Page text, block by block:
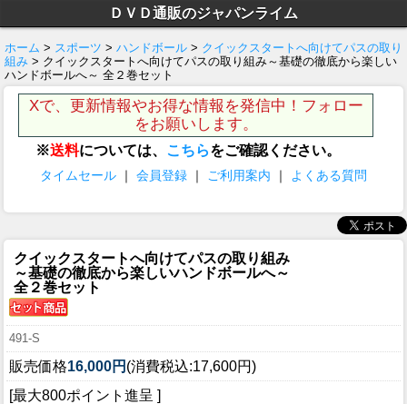
ＤＶＤ通販のジャパンライム
ホーム > スポーツ > ハンドボール > クイックスタートへ向けてパスの取り
組み > クイックスタートへ向けてパスの取り組み～基礎の徹底から楽しい
ハンドボールへ～ 全２巻セット
Xで、更新情報やお得な情報を発信中！フォロー
をお願いします。
※送料については、 こちらをご確認ください。
タイムセール ｜ 会員登録 ｜ ご利用案内 ｜ よくある質問
クイックスタートへ向けてパスの取り組み
～基礎の徹底から楽しいハンドボールへ～
全２巻セット
491-S
販売価格16,000円 (消費税込:17,600円)
[最大800ポイント進呈 ]